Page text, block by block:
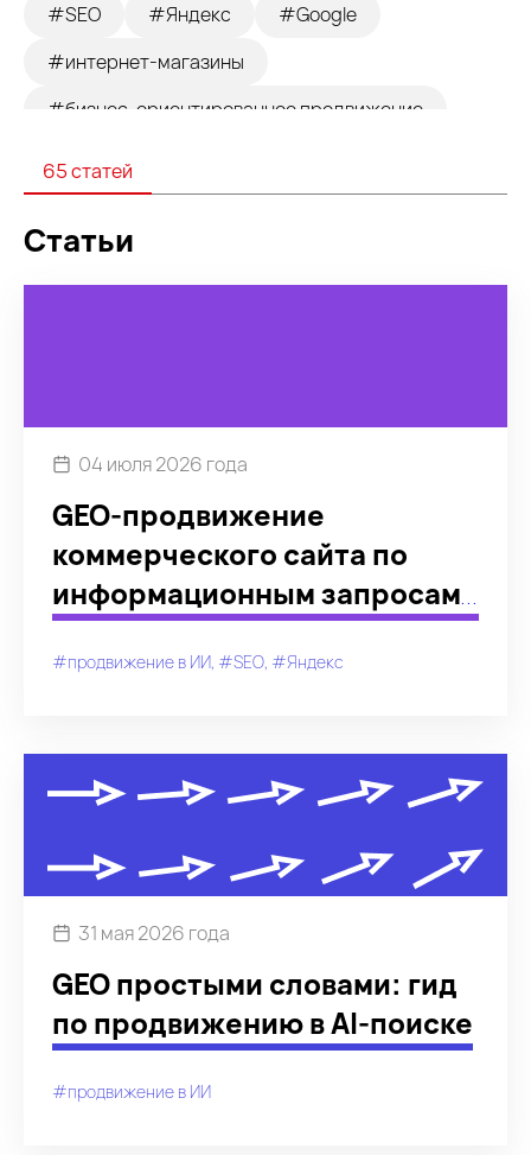
#SEO #Яндекс
#Google
#интернет-магазины
#бизнес-ориентированное продвижение
#управление репутацией
65 статей
Статьи
04 июля 2026 года
GEO-продвижение
коммерческого сайта по
информационным запросам:
новое исследование
#продвижение в ИИ #SEO #Яндекс
31 мая 2026 года
GEO простыми словами: гид
по продвижению в AI-поиске
#продвижение в ИИ